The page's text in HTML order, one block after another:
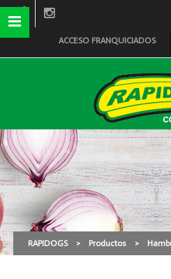
ACCESO FRANQUICIADOS
RAPIDOGS > Productos >